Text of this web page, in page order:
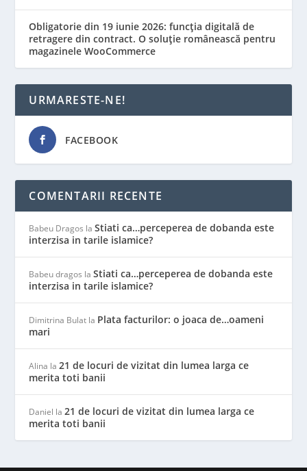
Obligatorie din 19 iunie 2026: funcția digitală de
retragere din contract. O soluție românească pentru
magazinele WooCommerce
URMARESTE-NE!
FACEBOOK
COMENTARII RECENTE
Babeu Dragos laStiati ca…perceperea de dobanda este
interzisa in tarile islamice?
Babeu dragos laStiati ca…perceperea de dobanda este
interzisa in tarile islamice?
Dimitrina Bulat la Plata facturilor: o joaca de…oameni
mari
Alina la21 de locuri de vizitat din lumea larga ce
merita toti banii
Daniel la21 de locuri de vizitat din lumea larga ce
merita toti banii